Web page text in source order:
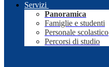
Servizi
Panoramica
Famiglie e studenti
Personale scolastico
Percorsi di studio